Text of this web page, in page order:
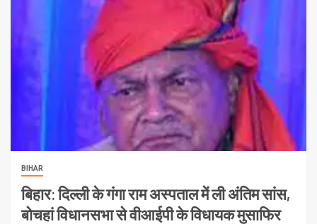
BIHAR
बिहार: दिल्ली के गंगा राम अस्पताल में ली अंतिम सांस,
बोचहां विधानसभा से वीआईपी के विधायक मुसाफिर